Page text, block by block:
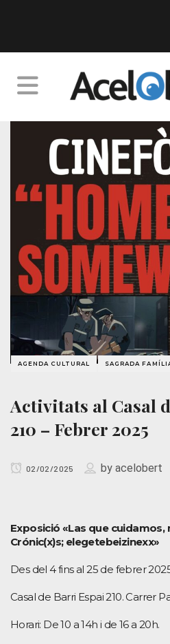
AGENDA CULTURAL SAGRADA
Activitats al Casal
210 – Febrer 2025
02/02/2025 by acelobert
Exposició «Las que cuidamos,
Crónic(x)s; elegetebeizinexx»
Des del 4 fins al 25 de febrer
Casal de Barri Espai 210. Carrer
Horari: De 10 a 14h i de 16 a 20h.